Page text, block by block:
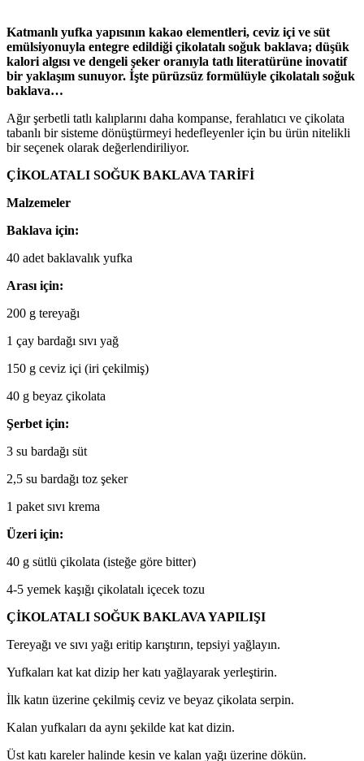
Katmanlı yufka yapısının kakao elementleri, ceviz içi ve süt
emülsiyonuyla entegre edildiği çikolatalı soğuk baklava; düşük
kalori algısı ve dengeli şeker oranıyla tatlı literatürüne inovatif
bir yaklaşım sunuyor. İşte pürüzsüz formülüyle çikolatalı soğuk
baklava…
Ağır şerbetli tatlı kalıplarını daha kompanse, ferahlatıcı ve çikolata
tabanlı bir sisteme dönüştürmeyi hedefleyenler için bu ürün nitelikli
bir seçenek olarak değerlendiriliyor.
ÇİKOLATALI SOĞUK BAKLAVA TARİFİ
Malzemeler
Baklava için:
40 adet baklavalık yufka
Arası için:
200 g tereyağı
1 çay bardağı sıvı yağ
150 g ceviz içi (iri çekilmiş)
40 g beyaz çikolata
Şerbet için:
3 su bardağı süt
2,5 su bardağı toz şeker
1 paket sıvı krema
Üzeri için:
40 g sütlü çikolata (isteğe göre bitter)
4-5 yemek kaşığı çikolatalı içecek tozu
ÇİKOLATALI SOĞUK BAKLAVA YAPILIŞI
Tereyağı ve sıvı yağı eritip karıştırın, tepsiyi yağlayın.
Yufkaları kat kat dizip her katı yağlayarak yerleştirin.
İlk katın üzerine çekilmiş ceviz ve beyaz çikolata serpin.
Kalan yufkaları da aynı şekilde kat kat dizin.
Üst katı kareler halinde kesin ve kalan yağı üzerine dökün.